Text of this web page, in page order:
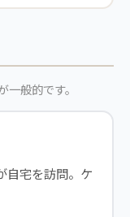
般的です。
自宅を訪問。ケ